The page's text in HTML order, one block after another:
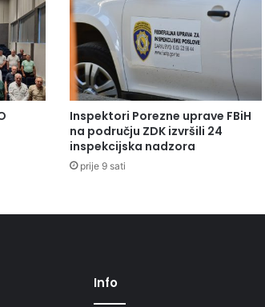
Inspektori Porezne uprave FBiH
na području ZDK izvršili 24
inspekcijska nadzora
prije 9 sati
Info